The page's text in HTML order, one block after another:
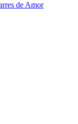
de Amor